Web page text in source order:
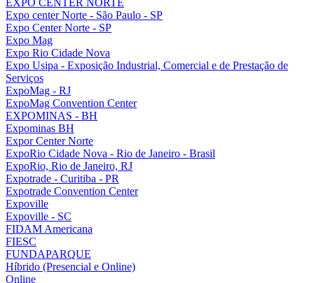
Expo center Norte - São Paulo - SP
Expo Center Norte - SP
Expo Mag
Expo Rio Cidade Nova
Expo Usipa - Exposição Industrial, Comercial e de Prestação de
Serviços
ExpoMag - RJ
ExpoMag Convention Center
EXPOMINAS - BH
Expominas BH
Expor Center Norte
ExpoRio Cidade Nova - Rio de Janeiro - Brasil
ExpoRio, Rio de Janeiro, RJ
Expotrade - Curitiba - PR
Expotrade Convention Center
Expoville
Expoville - SC
FIDAM Americana
FIESC
FUNDAPARQUE
Híbrido (Presencial e Online)
Online